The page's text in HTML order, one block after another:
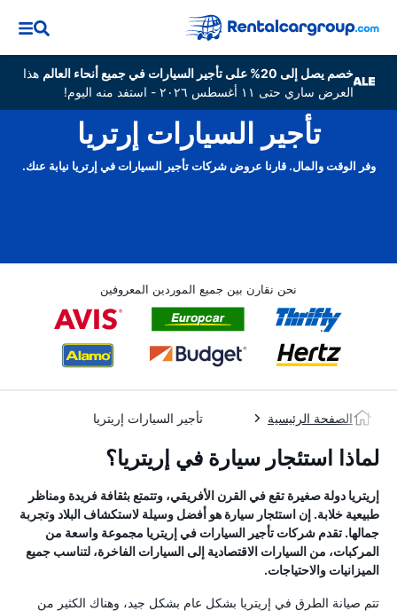
خصم يصل إلى 20% على تأجير السيارات في جميع أنحاء العالم
هذا
العرض ساري حتى ١١ أغسطس ٢٠٢٦ - استفد منه اليوم!
تأجير السيارات إرتريا
وفر الوقت والمال. قارنا عروض شركات تأجير السيارات في إرتريا نيابة عنك.
نحن نقارن بين جميع الموردين المعروفين
الصفحة الرئيسية تأجير السيارات إريتريا
لماذا استئجار سيارة في إريتريا؟
إريتريا دولة صغيرة تقع في القرن الأفريقي، وتتمتع بثقافة فريدة ومناظر
طبيعية خلابة. إن استئجار سيارة هو أفضل وسيلة لاستكشاف البلاد وتجربة
جمالها. تقدم شركات تأجير السيارات في إريتريا مجموعة واسعة من
المركبات، من السيارات الاقتصادية إلى السيارات الفاخرة، لتناسب جميع
الميزانيات والاحتياجات.
تتم صيانة الطرق في إريتريا بشكل عام بشكل جيد، وهناك الكثير من